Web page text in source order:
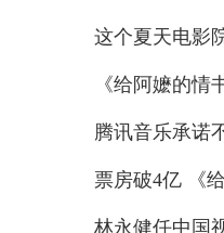
这个夏天电影
《给阿嬷的情
腾讯音乐承诺
票房破4亿 《
林永健任中国